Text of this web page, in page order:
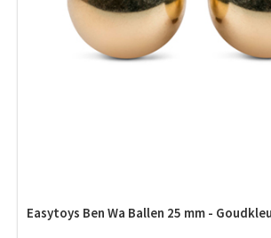
Easytoys Ben Wa Ballen 25 mm -